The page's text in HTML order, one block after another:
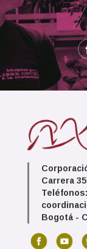
Carrera
Teléfonos:
Bogotá -